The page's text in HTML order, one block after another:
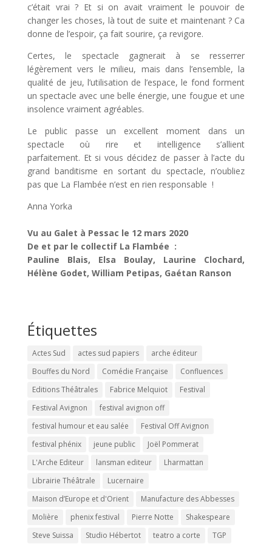
c’était vrai ? Et si on avait vraiment le pouvoir de
changer les choses, là tout de suite et maintenant ? Ca
donne de l’espoir, ça fait sourire, ça revigore.
Certes, le spectacle gagnerait à se resserrer
légèrement vers le milieu, mais dans l’ensemble, la
qualité de jeu, l’utilisation de l’espace, le fond forment
un spectacle avec une belle énergie, une fougue et une
insolence vraiment agréables.
Le public passe un excellent moment dans un
spectacle où rire et intelligence s’allient
parfaitement. Et si vous décidez de passer à l’acte du
grand banditisme en sortant du spectacle, n’oubliez
pas que La Flambée n’est en rien responsable !
Anna Yorka
Vu au Galet à Pessac le 12 mars 2020
De et par le collectif La Flambée :
Pauline Blais, Elsa Boulay, Laurine Clochard,
Hélène Godet, William Petipas, Gaétan Ranson
Étiquettes
Actes Sud actes sud papiers
arche éditeur
Bouffes du Nord
Comédie Française
Confluences
Editions Théâtrales
Fabrice Melquiot
Festival
Festival Avignon
festival avignon off
festival humour et eau salée
Festival Off Avignon
festival phénix
jeune public
Joël Pommerat
L'Arche Editeur
lansman editeur
Lharmattan
Librairie Théâtrale
Lucernaire
Maison d’Europe et d'Orient
Manufacture des Abbesses
Molière
phenix festival Pierre Notte
Shakespeare
Steve Suissa
Studio Hébertot teatro a corte TGP